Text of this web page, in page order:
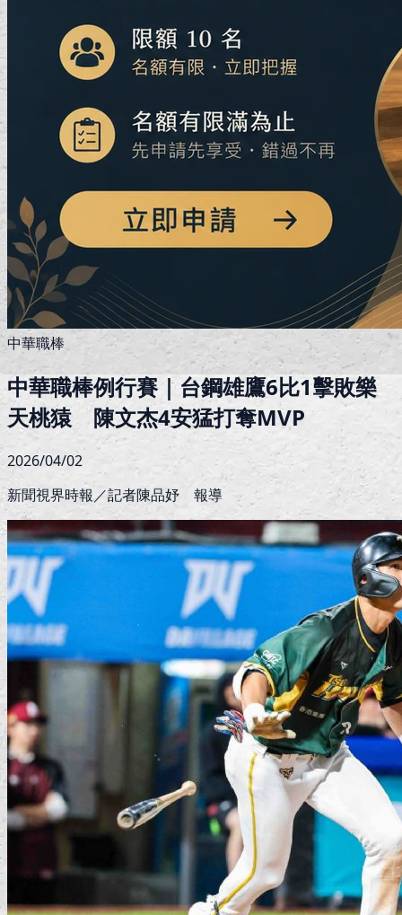
中華職棒
中華職棒例行賽｜台鋼雄鷹6比1擊敗樂
天桃猿 陳文杰4安猛打奪MVP
2026/04/02
新聞視界時報／記者陳品妤 報導